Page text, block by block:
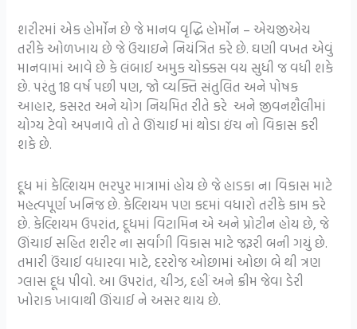
શરીરમાં એક હોર્મોન છે જે માનવ વૃદ્ધિ હોર્મોન – એચજીએચ
તરીકે ઓળખાય છે જે ઉંચાઇને નિયંત્રિત કરે છે. ઘણી વખત એવું
માનવામાં આવે છે કે લંબાઈ અમુક ચોક્કસ વય સુધી જ વધી શકે
છે. પરંતુ 18 વર્ષ પછી પણ, જો વ્યક્તિ સંતુલિત અને પોષક
આહાર, કસરત અને યોગ નિયમિત રીતે કરે અને જીવનશૈલીમાં
યોગ્ય ટેવો અપનાવે તો તે ઊંચાઈ માં થોડા ઇંચ નો વિકાસ કરી
શકે છે.
દૂધ માં કેલ્શિયમ ભરપુર માત્રામાં હોય છે જે હાડકા ના વિકાસ માટે
મહત્વપૂર્ણ ખનિજ છે. કેલ્શિયમ પણ કદમાં વધારો તરીકે કામ કરે
છે. કેલ્શિયમ ઉપરાંત, દૂધમાં વિટામિન એ અને પ્રોટીન હોય છે, જે
ઊંચાઈ સહિત શરીર ના સર્વાંગી વિકાસ માટે જરૂરી બની ગયું છે.
તમારી ઉંચાઈ વધારવા માટે, દરરોજ ઓછામાં ઓછા બે થી ત્રણ
ગ્લાસ દૂધ પીવો. આ ઉપરાંત, ચીઝ, દહીં અને ક્રીમ જેવા ડેરી
ખોરાક ખાવાથી ઊંચાઈ ને અસર થાય છે.